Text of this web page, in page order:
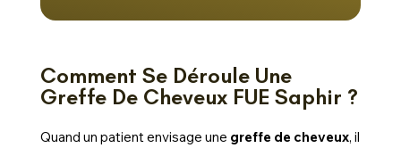
Comment Se Déroule Une
Greffe De Cheveux FUE Saphir ?
Quand un patient envisage une greffe de cheveux, il